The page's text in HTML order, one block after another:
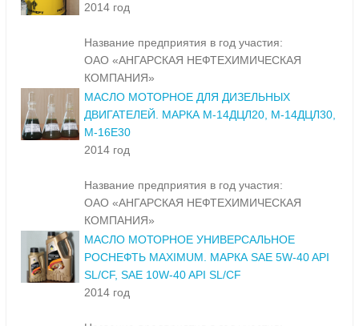
2014 год
Название предприятия в год участия:
ОАО «АНГАРСКАЯ НЕФТЕХИМИЧЕСКАЯ
КОМПАНИЯ»
МАСЛО МОТОРНОЕ ДЛЯ ДИЗЕЛЬНЫХ
ДВИГАТЕЛЕЙ. МАРКА М-14ДЦЛ20, М-14ДЦЛ30,
М-16Е30
2014 год
Название предприятия в год участия:
ОАО «АНГАРСКАЯ НЕФТЕХИМИЧЕСКАЯ
КОМПАНИЯ»
МАСЛО МОТОРНОЕ УНИВЕРСАЛЬНОЕ
РОСНЕФТЬ MAXIMUM. МАРКА SAE 5W-40 API
SL/CF, SAE 10W-40 API SL/CF
2014 год